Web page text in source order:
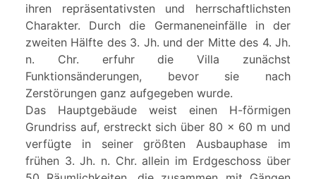
ihren repräsentativsten und herrschaftlichsten
Charakter. Durch die Germaneneinfälle in der
zweiten Hälfte des 3. Jh. und der Mitte des 4. Jh.
n. Chr. erfuhr die Villa zunächst
Funktionsänderungen, bevor sie nach
Zerstörungen ganz aufgegeben wurde.
Das Hauptgebäude weist einen H-förmigen
Grundriss auf, erstreckt sich über 80 x 60 m und
verfügte in seiner größten Ausbauphase im
frühen 3. Jh. n. Chr. allein im Erdgeschoss über